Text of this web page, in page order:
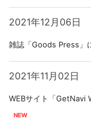
2021年12月06日
雑誌「Goods Press」
2021年11月02日
WEBサイト「GetNavi